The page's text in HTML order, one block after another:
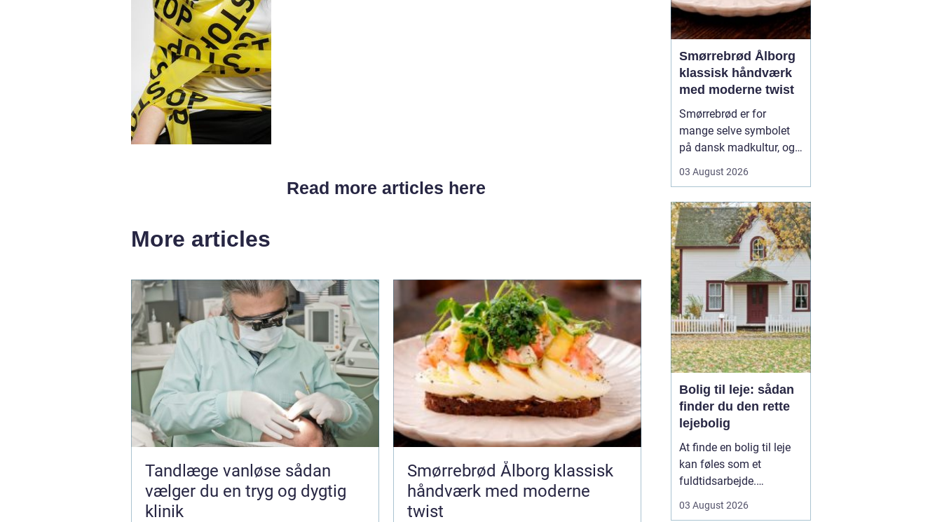
Read more articles here
More articles
Tandlæge vanløse sådan
vælger du en tryg og dygtig
klinik
Smørrebrød Ålborg klassisk
håndværk med moderne
twist
Smørrebrød Ålborg
klassisk håndværk
med moderne twist
Smørrebrød er for
mange selve symbolet
på dansk madkultur, og i
i bedste velgående. Her
klassiske stykker med
sild, æg og rejer og nyere
udgaver med grøntsager,
specialiteter fra lokale
slagtere og kre...
03 August 2026
Bolig til leje: sådan
finder du den rette
lejebolig
At finde en bolig til leje
kan føles som et
fuldtidsarbejde.
priserne varierer, og det
03 August 2026